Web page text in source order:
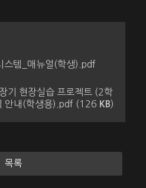
스템_매뉴얼(학생).pdf
기 현장실습 프로젝트 (2학
안내(학생용).pdf (126 KB)
목록